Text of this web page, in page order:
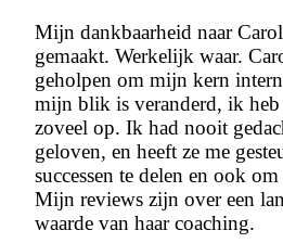
Mijn dankbaarheid naar
gemaakt. Werkelijk waar.
geholpen om mijn kern
mijn blik is veranderd, ik heb
zoveel op. Ik had nooit
geloven, en heeft ze me
successen te delen en ook
Mijn reviews zijn over een
waarde van haar coaching.